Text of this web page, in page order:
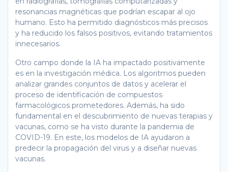
resonancias magnéticas que podrían escapar al ojo
humano. Esto ha permitido diagnósticos más precisos
y ha reducido los falsos positivos, evitando tratamientos
innecesarios.
Otro campo donde la IA ha impactado positivamente
es en la investigación médica. Los algoritmos pueden
analizar grandes conjuntos de datos y acelerar el
proceso de identificación de compuestos
farmacológicos prometedores. Además, ha sido
fundamental en el descubrimiento de nuevas terapias y
vacunas, como se ha visto durante la pandemia de
COVID-19. En este, los modelos de IA ayudaron a
predecir la propagación del virus y a diseñar nuevas
vacunas.